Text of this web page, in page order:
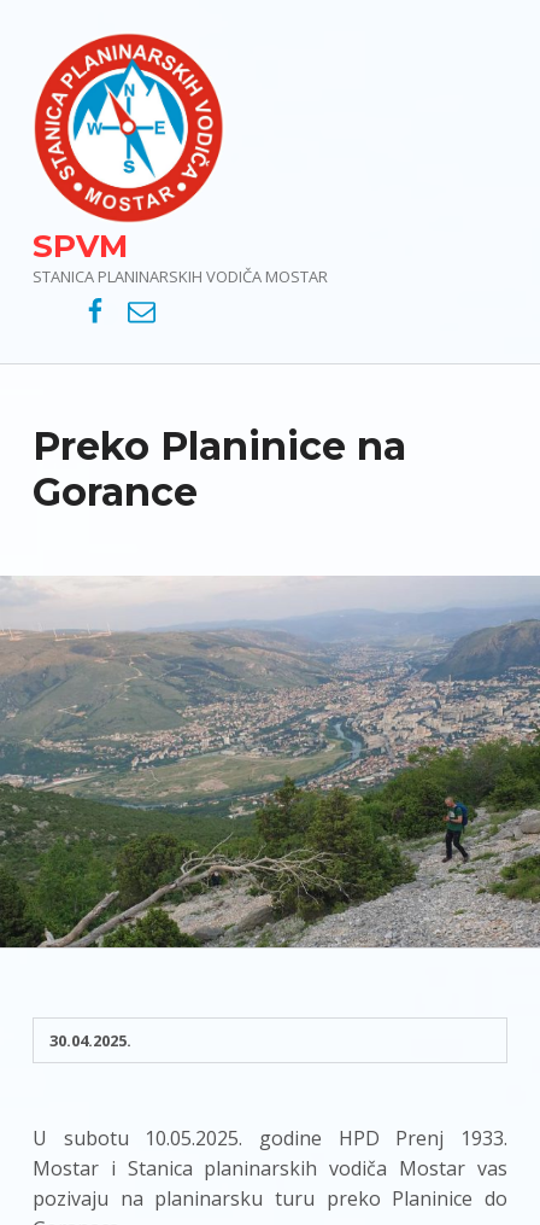
SPVM
STANICA PLANINARSKIH VODIČA MOSTAR
SPVM – Facebook
SPVM – e-mail
Preko Planinice na
Gorance
30.04.2025.
U subotu 10.05.2025. godine HPD Prenj 1933.
Mostar i Stanica planinarskih vodiča Mostar vas
pozivaju na planinarsku turu preko Planinice do